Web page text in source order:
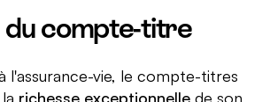
du compte-titre
l'assurance-vie, le compte-titres
richesse exceptionnelle de son